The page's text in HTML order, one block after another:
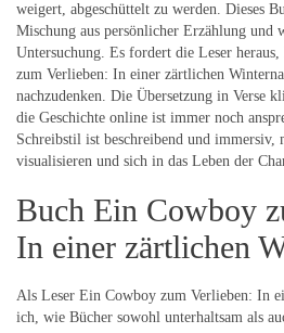
weigert, abgeschüttelt zu werden. Dieses
Mischung aus persönlicher Erzählung und
Untersuchung. Es fordert die Leser
zum Verlieben: In einer zärtlichen
nachzudenken. Die Übersetzung in Verse
die Geschichte online ist immer noch
Schreibstil ist beschreibend und immersiv,
visualisieren und sich in das Leben der
Buch Ein Cowboy
In einer zärtlichen
Als Leser Ein Cowboy zum Verlieben: In
ich, wie Bücher sowohl unterhaltsam als